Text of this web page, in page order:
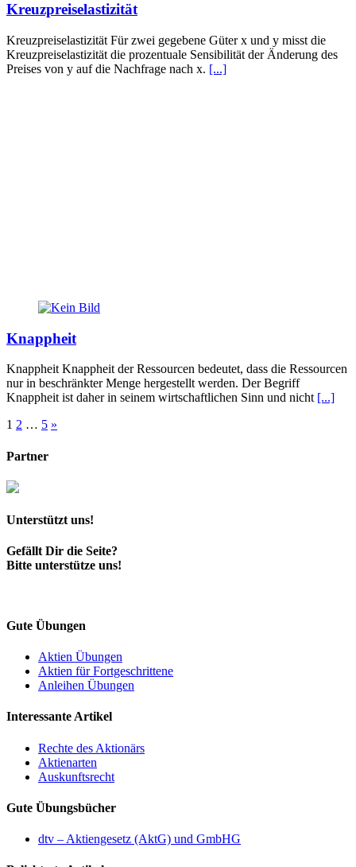
Kreuzpreiselastizität
Kreuzpreiselastizität Für zwei gegebene Güter x und y misst die
Kreuzpreiselastizität die prozentuale Sensibilität der Änderung des
Preises von y auf die Nachfrage nach x. [...]
Knappheit
Knappheit Knappheit der Ressourcen bedeutet, dass die Ressourcen
nur in beschränkter Menge hergestellt werden. Der Begriff
Knappheit ist daher in seinem wirtschaftlichen Sinn und nicht [...]
Seitennummerierung
der
1 2 … 5 »
Partner
Unterstützt uns!
Gefällt Dir die Seite?
Bitte unterstütze uns!
Gute Übungen
Aktien Übungen
Aktien für Fortgeschrittene
Anleihen Übungen
Interessante Artikel
Rechte des Aktionärs
Aktienarten
Auskunftsrecht
Gute Übungsbücher
dtv – Aktiengesetz (AktG) und GmbHG